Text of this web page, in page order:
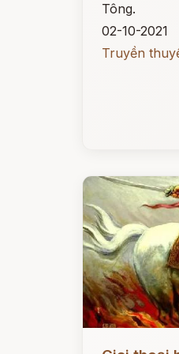
Tông.
02-10-2021
Truyền